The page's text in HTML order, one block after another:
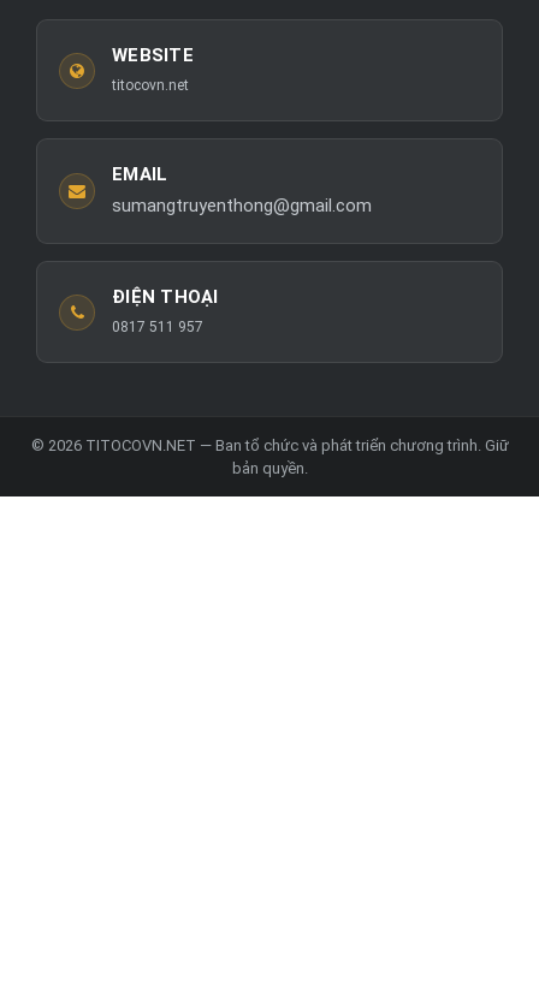
WEBSITE
titocovn.net
EMAIL
sumangtruyenthong@gmail.com
ĐIỆN THOẠI
0817 511 957
© 2026 TITOCOVN.NET — Ban tổ chức và phát triển chương trình. Giữ
bản quyền.